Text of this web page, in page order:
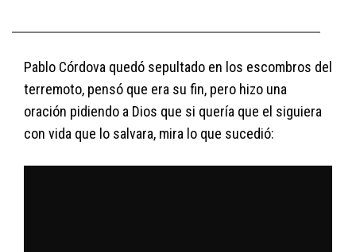
Pablo Córdova quedó sepultado en los escombros del
terremoto, pensó que era su fin, pero hizo una
oración pidiendo a Dios que si quería que el siguiera
con vida que lo salvara, mira lo que sucedió: